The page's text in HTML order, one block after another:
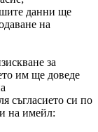
данни ще
на
за
им ще доведе
съгласието си по
на имейл: